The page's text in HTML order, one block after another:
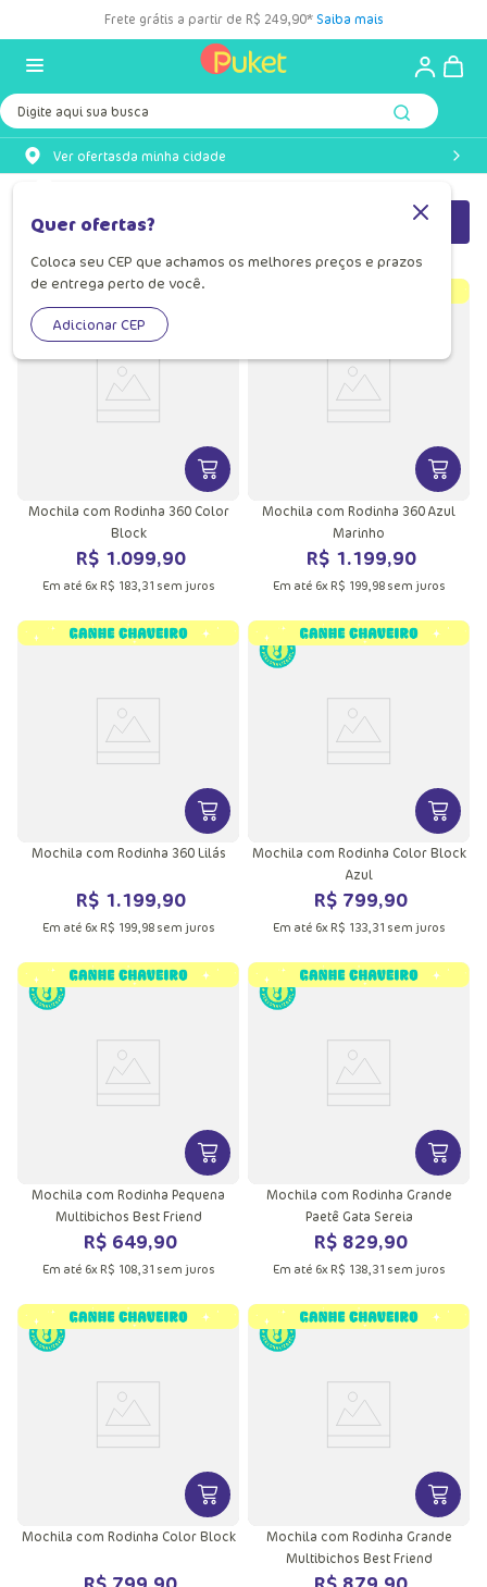
Frete grátis a partir de R$ 249,90* Saiba mais
Digite aqui sua busca
Ver ofertasda minha cidade
Quer ofertas?
Coloca seu CEP que achamos os melhores preços e prazos
de entrega perto de você.
Adicionar CEP
Relevância
VER MAIS INFORMAÇÕES DO
Mochila com Rodinha 360 Color
Block
R$ 1.099,90
Em até 6x R$ 183,31 sem juros
VER
Mochila com Rodinha 360 Azul
Marinho
R$ 1.199,90
Em até 6x R$ 199,98sem juros
VER MAIS INFORMAÇÕES DO
Mochila com Rodinha 360 Lilás
R$ 1.199,90
Em até 6x R$ 199,98sem juros
VER
Mochila com Rodinha Color Block
Azul
R$ 799,90
Em até 6x R$ 133,31 sem juros
VER MAIS INFORMAÇÕES DO
Mochila com Rodinha Pequena
Multibichos Best Friend
R$ 649,90
Em até 6x R$ 108,31 sem juros
VER
Mochila com Rodinha Grande
Paetê Gata Sereia
R$ 829,90
Em até 6x R$ 138,31 sem juros
VER MAIS INFORMAÇÕES DO
Mochila com Rodinha Color Block
VER
Mochila com Rodinha Grande
Multibichos Best Friend